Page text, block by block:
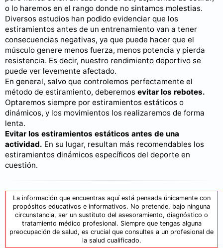
o lo haremos en el rango donde no sintamos molestias.
Diversos estudios han podido evidenciar que los
estiramientos antes de un entrenamiento van a tener
consecuencias negativas, ya que puede hacer que el
músculo genere menos fuerza, menos potencia y pierda
resistencia. Es decir, nuestro rendimiento deportivo se
puede ver levemente afectado.
En general, salvo que controlemos perfectamente el
método de estiramiento, deberemos evitar los rebotes.
Optaremos siempre por estiramientos estáticos o
dinámicos, y los movimientos los realizaremos de forma
lenta.
Evitar los estiramientos estáticos antes de una
actividad. En su lugar, resultan más recomendables los
estiramientos dinámicos específicos del deporte en
cuestión.
La información que encuentras aquí está pensada únicamente con
propósitos educativos e informativos. No pretende, bajo ninguna
circunstancia, ser un sustituto del asesoramiento, diagnóstico o
tratamiento médico profesional. Siempre que tengas alguna
preocupación de salud, es crucial que consultes a un profesional de
la salud cualificado.